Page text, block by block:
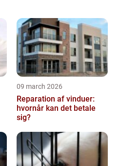
09 march 2026
Reparation af vinduer:
hvornår kan det betale
sig?